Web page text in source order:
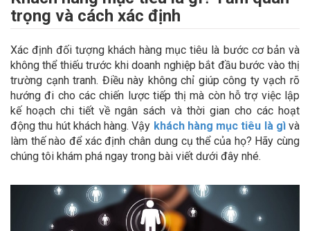
trọng và cách xác định
Xác định đối tượng khách hàng mục tiêu là bước cơ bản và
không thể thiếu trước khi doanh nghiệp bắt đầu bước vào thị
trường cạnh tranh. Điều này không chỉ giúp công ty vạch rõ
hướng đi cho các chiến lược tiếp thị mà còn hỗ trợ việc lập
kế hoạch chi tiết về ngân sách và thời gian cho các hoạt
động thu hút khách hàng. Vậy khách hàng mục tiêu là gìvà
làm thế nào để xác định chân dung cụ thể của họ? Hãy cùng
chúng tôi khám phá ngay trong bài viết dưới đây nhé.